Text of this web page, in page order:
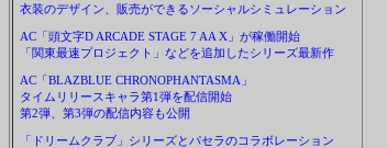
衣装のデザイン、販売ができるソーシャルシミュレーション
AC「頭文字D ARCADE STAGE 7 AA X」が稼働開始
「関東最速プロジェクト」などを追加したシリーズ最新作
AC「BLAZBLUE CHRONOPHANTASMA」
タイムリリースキャラ第1弾を配信開始
第2弾、第3弾の配信内容も公開
「ドリームクラブ」シリーズとパセラのコラボレーション